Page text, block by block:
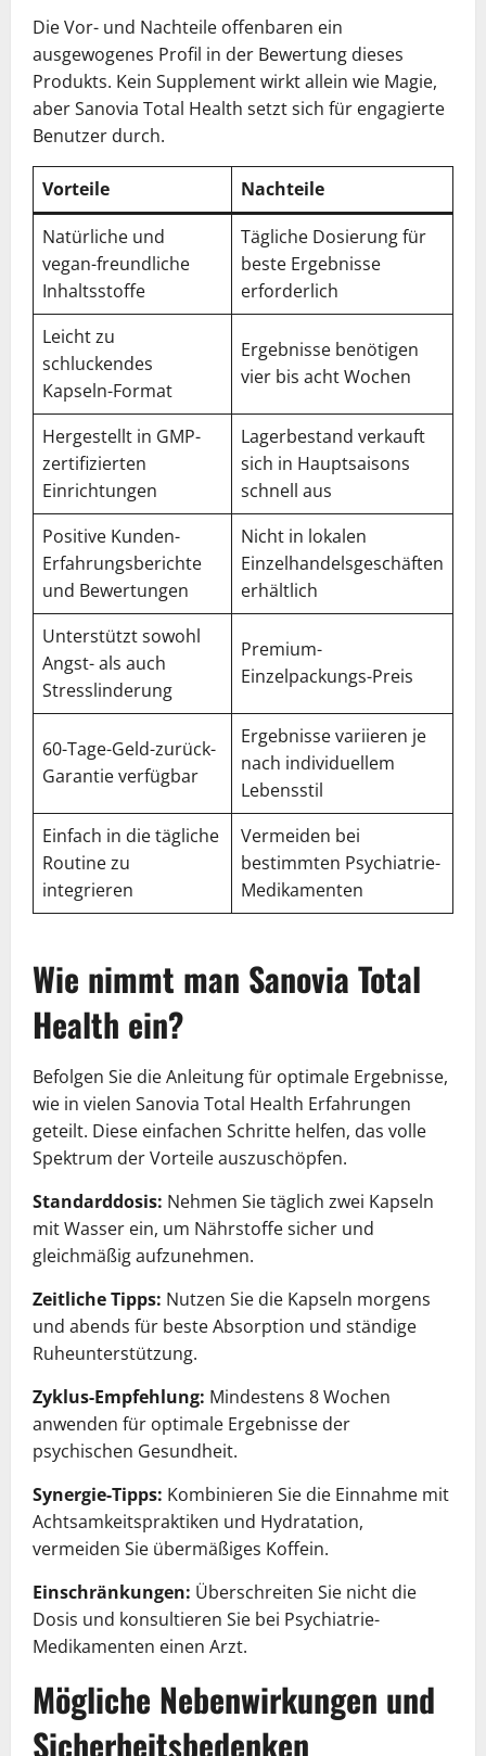
Die Vor- und Nachteile offenbaren ein
ausgewogenes Profil in der Bewertung dieses
Produkts. Kein Supplement wirkt allein wie Magie,
aber Sanovia Total Health setzt sich für engagierte
Benutzer durch.
Vorteile
Nachteile
Natürliche und
vegan-freundliche
Inhaltsstoffe
Tägliche Dosierung für
beste Ergebnisse
erforderlich
Leicht zu
schluckendes
Kapseln-Format
Ergebnisse benötigen
vier bis acht Wochen
Hergestellt in GMP-
zertifizierten
Einrichtungen
Lagerbestand verkauft
sich in Hauptsaisons
schnell aus
Positive Kunden-
Erfahrungsberichte
und Bewertungen
Nicht in lokalen
Einzelhandelsgeschäften
erhältlich
Unterstützt sowohl
Angst- als auch
Stresslinderung
Premium-
Einzelpackungs-Preis
60-Tage-Geld-zurück-
Garantie verfügbar
Ergebnisse variieren je
nach individuellem
Lebensstil
Einfach in die tägliche
Routine zu
integrieren
Vermeiden bei
bestimmten Psychiatrie-
Medikamenten
Wie nimmt man Sanovia Total
Health ein?
Befolgen Sie die Anleitung für optimale Ergebnisse,
wie in vielen Sanovia Total Health Erfahrungen
geteilt. Diese einfachen Schritte helfen, das volle
Spektrum der Vorteile auszuschöpfen.
Standarddosis: Nehmen Sie täglich zwei Kapseln
mit Wasser ein, um Nährstoffe sicher und
gleichmäßig aufzunehmen.
Zeitliche Tipps: Nutzen Sie die Kapseln morgens
und abends für beste Absorption und ständige
Ruheunterstützung.
Zyklus-Empfehlung: Mindestens 8 Wochen
anwenden für optimale Ergebnisse der
psychischen Gesundheit.
Synergie-Tipps: Kombinieren Sie die Einnahme mit
Achtsamkeitspraktiken und Hydratation,
vermeiden Sie übermäßiges Koffein.
Einschränkungen: Überschreiten Sie nicht die
Dosis und konsultieren Sie bei Psychiatrie-
Medikamenten einen Arzt.
Mögliche Nebenwirkungen und
Sicherheitsbedenken